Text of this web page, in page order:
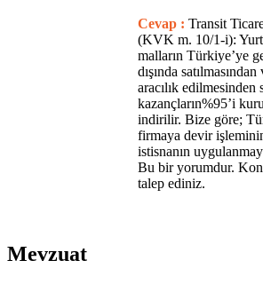
Cevap : Transit
(KVK m. 10/1-i): Yurt
malların Türkiye’ye
dışında
aracılık edilmesinden
kazançların%95’i
indirilir. Bize göre;
firmaya devir
istisnanın
Bu bir yorumdur.
talep ediniz.
Mevzuat